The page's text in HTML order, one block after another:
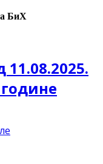
БиХ
11.08.2025.